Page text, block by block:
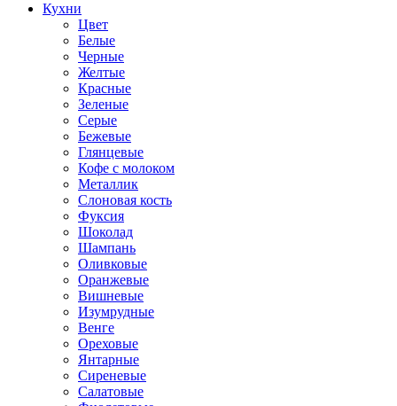
Кухни
Цвет
Белые
Черные
Желтые
Красные
Зеленые
Серые
Бежевые
Глянцевые
Кофе с молоком
Металлик
Слоновая кость
Фуксия
Шоколад
Шампань
Оливковые
Оранжевые
Вишневые
Изумрудные
Венге
Ореховые
Янтарные
Сиреневые
Салатовые